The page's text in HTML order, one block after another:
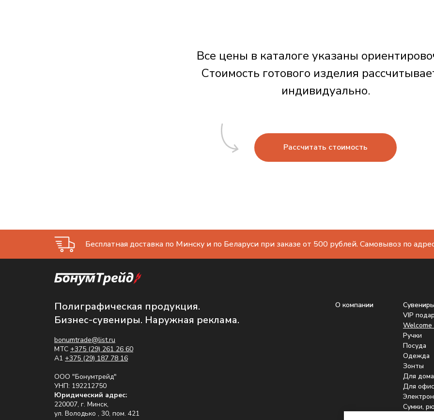
Все цены в каталоге указаны
Стоимость готового изделия
индивидуально.
Рассчитать стоимость
Бесплатная доставка по Минску и по Беларуси при заказе от 500 рублей. Самовывоз по
VIP
Welcome
Ручки
Посуда
Одежда
Зонты
Для дома
Для
Сумки,
О компании
bonumtrade@list.ru
МТС +375 (29) 261 26 60
A1 +375 (29) 187 78 16
ООО "Бонумтрейд"
УНП: 192212750
Юридический адрес:
220007, г. Минск,
ул. Володько , 30, пом. 421
Полиграфическая продукция.
Бизнес-сувениры. Наружная реклама.